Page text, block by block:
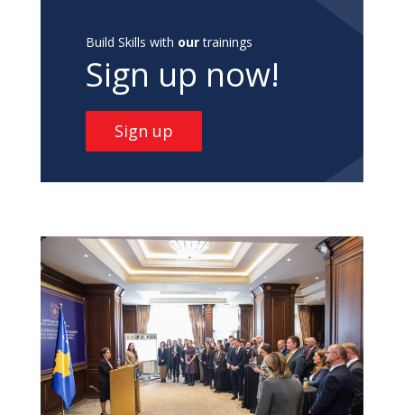
Build Skills with ourtrainings
Sign up now!
Sign up